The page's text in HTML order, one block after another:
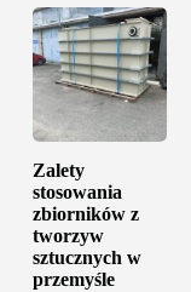
Zalety
stosowania
zbiorników z
tworzyw
sztucznych w
przemyśle